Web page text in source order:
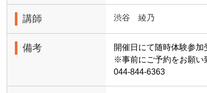
講師 渋谷 綾乃
備考
開催日にて随時体験参加
※事前にご予約をお願い
044-844-6363